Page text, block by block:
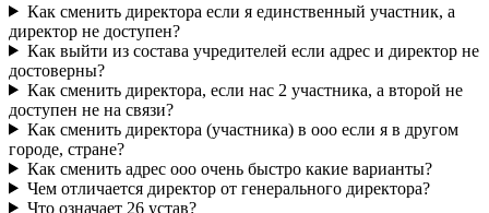
Как сменить директора если я единственный участник, а
директор не доступен?
Как выйти из состава учредителей если адрес и директор не
достоверны?
Как сменить директора, если нас 2 участника, а второй не
доступен не на связи?
Как сменить директора (участника) в ооо если я в другом
городе, стране?
Как сменить адрес ооо очень быстро какие варианты?
Чем отличается директор от генерального директора?
Что означает 26 устав?